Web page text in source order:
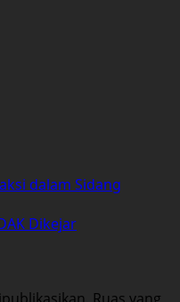
dalam Sidang
Dikejar